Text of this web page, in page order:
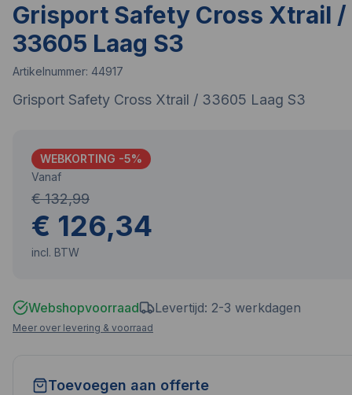
Grisport Safety Cross Xtrail /
33605 Laag S3
Artikelnummer: 44917
Grisport Safety Cross Xtrail / 33605 Laag S3
WEBKORTING -5%
Vanaf
€ 132,99
€ 126,34
incl. BTW
Webshopvoorraad Levertijd: 2-3 werkdagen
Meer over levering & voorraad
Toevoegen aan offerte